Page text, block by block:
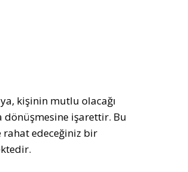
kişinin mutlu olacağı
dönüşmesine işarettir. Bu
rahat edeceğiniz bir